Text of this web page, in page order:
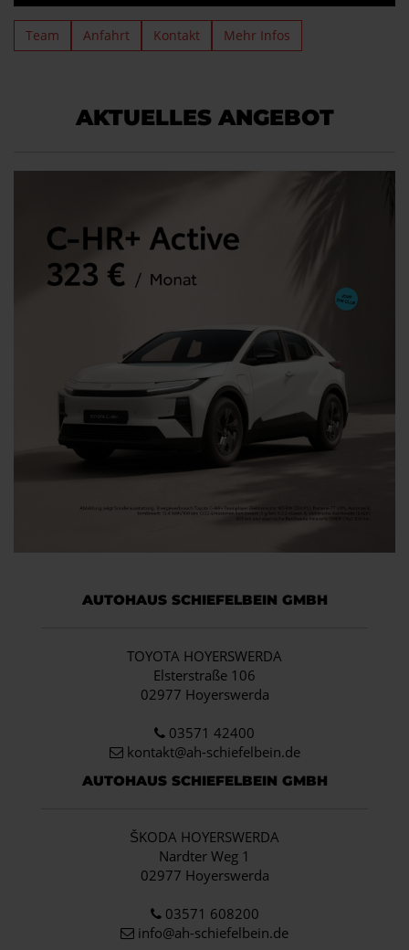
Team Anfahrt Kontakt Mehr Infos
AKTUELLES ANGEBOT
AUTOHAUS SCHIEFELBEIN GMBH
TOYOTA HOYERSWERDA
Elsterstraße 106
02977 Hoyerswerda
03571 42400
kontakt@ah-schiefelbein.de
AUTOHAUS SCHIEFELBEIN GMBH
ŠKODA HOYERSWERDA
Nardter Weg 1
02977 Hoyerswerda
03571 608200
info@ah-schiefelbein.de